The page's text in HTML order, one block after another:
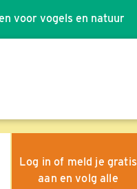
voor vogels en natuur
Log in of meld je gratis
aan en volg alle